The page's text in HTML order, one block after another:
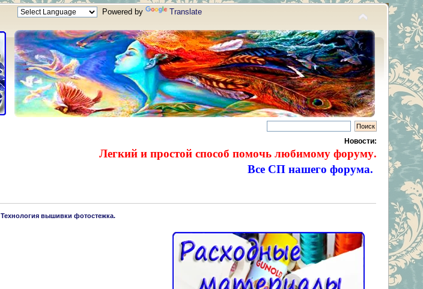
Powered by Translate
Новости:
Легкий и простой способ помочь любимому форуму.
Все СП нашего форума.
Технология вышивки фотостежка.